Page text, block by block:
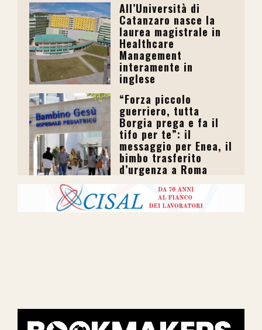
All’Università di
Catanzaro nasce la
laurea magistrale in
Healthcare
Management
interamente in
inglese
“Forza piccolo
guerriero, tutta
Borgia prega e fa il
tifo per te”: il
messaggio per Enea, il
bimbo trasferito
d’urgenza a Roma